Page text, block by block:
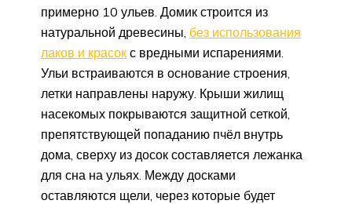
примерно 10 ульев. Домик строится из
натуральной древесины, без использования
лаков и красок с вредными испарениями.
Ульи встраиваются в основание строения,
летки направлены наружу. Крыши жилищ
насекомых покрываются защитной сеткой,
препятствующей попаданию пчёл внутрь
дома, сверху из досок составляется лежанка
для сна на ульях. Между досками
оставляются щели, через которые будет